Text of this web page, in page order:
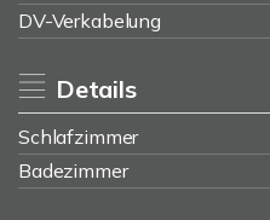
DV-Verkabelung
Details
Schlafzimmer
Badezimmer